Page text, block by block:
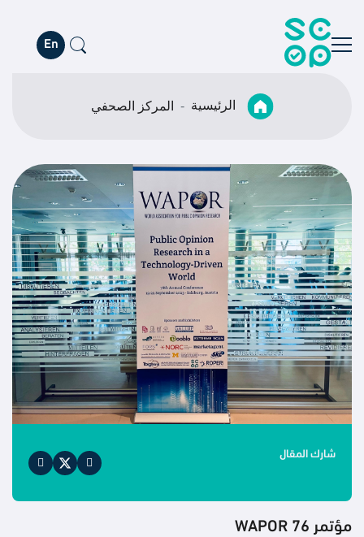
En
الرئيسية المركز الصحفي
شارك المقال
مؤتمر WAPOR 76